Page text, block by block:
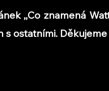
,,Co znamená
s ostatními.